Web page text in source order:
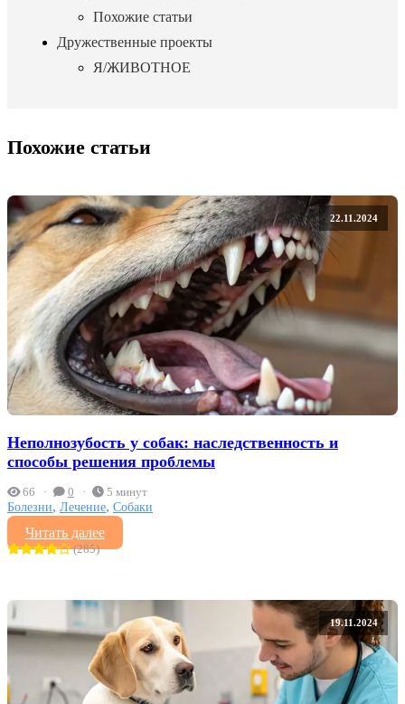
Похожие статьи
Дружественные проекты
Я/ЖИВОТНОЕ
Похожие статьи
22.11.2024
Неполнозубость у собак: наследственность и
способы решения проблемы
66 0 5 минут
Болезни, Лечение, Собаки
Читать далее
(285)
19.11.2024